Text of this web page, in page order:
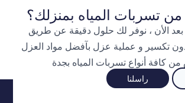
تسربات المياه بمنزلك؟
بعد الأن ، نوفر لك حلول دقيقة عن طريق
تكسير و عملية عزل بآفضل مواد العزل
كافة أنواع تسربات المياه بجدة
راسلنا